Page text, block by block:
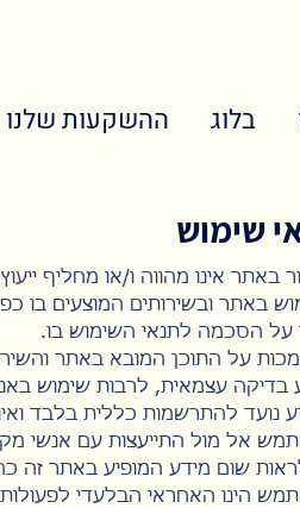
בלוג ההשקעות שלנו
שימוש
באתר אינו מהווה ו/או מחליף
באתר ובשירותים המוצעים בו
על הסכמה לתנאי השימוש בו.
על התוכן המובא באתר
בדיקה עצמאית, לרבות שימוש
נועד להתרשמות כללית בלבד
אל מול התייעצות עם אנשי
שום מידע המופיע באתר זה
הינו האחראי הבלעדי